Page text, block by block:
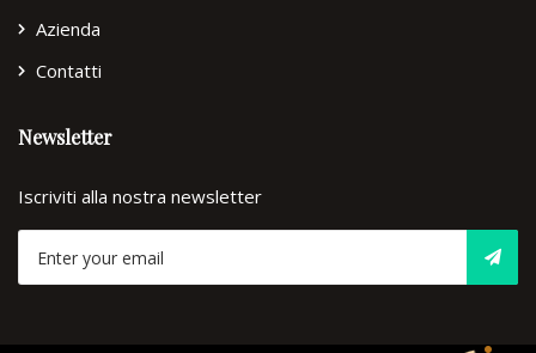
Azienda
Contatti
Newsletter
Iscriviti alla nostra newsletter